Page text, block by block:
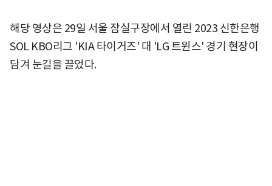
해당 영상은 29일 서울 잠실구장에서 열린 2023 신한은행
SOL KBO리그 'KIA 타이거즈' 대 'LG 트윈스' 경기 현장이
담겨 눈길을 끌었다.